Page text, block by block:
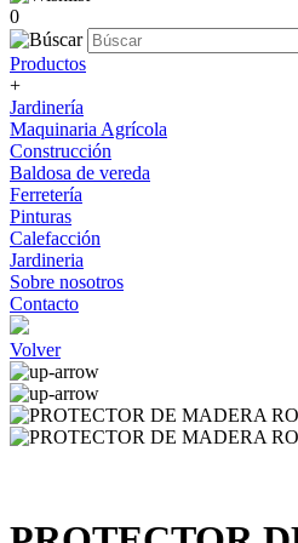
0
Productos
+
Jardinería
Maquinaria Agrícola
Construcción
Baldosa de vereda
Ferretería
Pinturas
Calefacción
Jardineria
Sobre nosotros
Contacto
Volver